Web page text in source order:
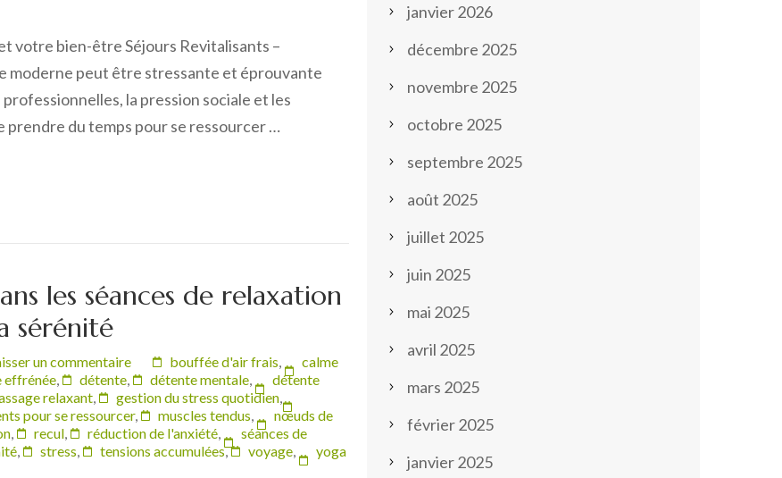
votre bien-être Séjours Revitalisants –
moderne peut être stressante et éprouvante
la pression sociale et les
prendre du temps pour se ressourcer …
les séances de relaxation
sérénité
un commentaire bouffée d'air frais,
calme
effrénée, détente, détente mentale,
détente
relaxant, gestion du stress quotidien,
pour se ressourcer, muscles tendus,
nœuds de
, recul, réduction de l'anxiété,
séances de
, stress, tensions accumulées, voyage,
yoga
janvier 2026
décembre 2025
novembre 2025
octobre 2025
septembre 2025
août 2025
juillet 2025
juin 2025
mai 2025
avril 2025
mars 2025
février 2025
janvier 2025